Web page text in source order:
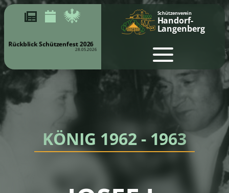
Schützenverein
Handorf-
Langenberg
Rückblick Schützenfest 2026
28.05.2026
KÖNIG 1962 - 1963